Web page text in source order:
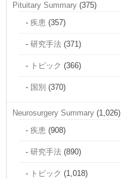
Pituitary Summary (375)
疾患 (357)
研究手法 (371)
トピック (366)
国別 (370)
Neurosurgery Summary (1,026)
疾患 (908)
研究手法 (890)
トピック (1,018)